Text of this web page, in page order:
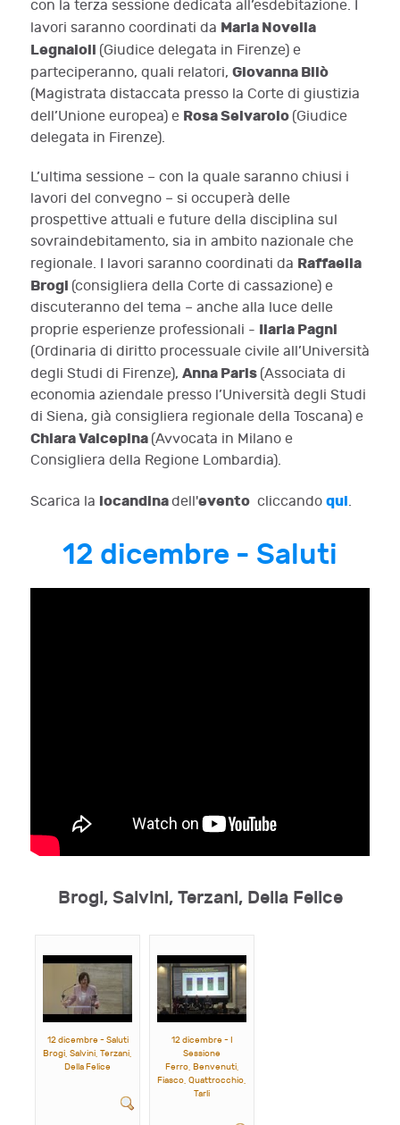
con la terza sessione dedicata all’esdebitazione. I
lavori saranno coordinati da Maria Novella
Legnaioli (Giudice delegata in Firenze) e
parteciperanno, quali relatori, Giovanna Bilò
(Magistrata distaccata presso la Corte di giustizia
dell’Unione europea) e Rosa Selvarolo (Giudice
delegata in Firenze).
L’ultima sessione – con la quale saranno chiusi i
lavori del convegno – si occuperà delle
prospettive attuali e future della disciplina sul
sovraindebitamento, sia in ambito nazionale che
regionale. I lavori saranno coordinati da Raffaella
Brogi (consigliera della Corte di cassazione) e
discuteranno del tema – anche alla luce delle
proprie esperienze professionali - Ilaria Pagni
(Ordinaria di diritto processuale civile all’Università
degli Studi di Firenze), Anna Paris (Associata di
economia aziendale presso l’Università degli Studi
di Siena, già consigliera regionale della Toscana) e
Chiara Valcepina (Avvocata in Milano e
Consigliera della Regione Lombardia).
Scarica la locandinadell'evento cliccando qui.
12 dicembre - Saluti
Brogi, Salvini, Terzani, Della Felice
12 dicembre - Saluti
Brogi, Salvini, Terzani,
Della Felice
12 dicembre - I
Sessione
Ferro, Benvenuti,
Fiasco, Quattrocchio,
Tarli